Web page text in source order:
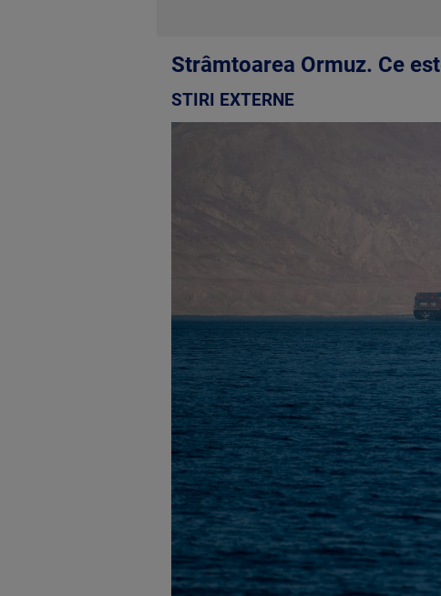
Strâmtoarea Ormuz. Ce
STIRI EXTERNE